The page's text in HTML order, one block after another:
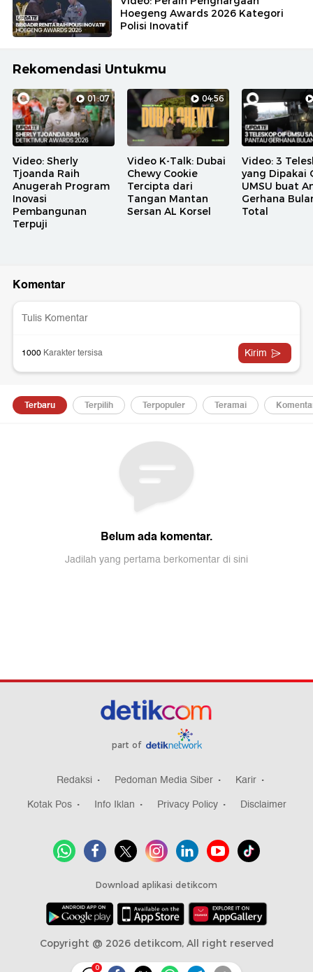
Hoegeng Awards 2026 Kategori
Polisi Inovatif
Rekomendasi Untukmu
01:07
Video: Sherly
Tjoanda Raih
Anugerah Program
Inovasi
Pembangunan
Terpuji
04:56
Video K-Talk: Dubai
Chewy Cookie
Tercipta dari
Tangan Mantan
Sersan AL Korsel
Video: 3
yang Dipakai
UMSU buat
Gerhana
Total
0
part of
Redaksi Pedoman Media Siber
Karir
Kotak Pos
Info Iklan Privacy Policy Disclaimer
Download aplikasi detikcom
Copyright @ 2026 detikcom, All right reserved